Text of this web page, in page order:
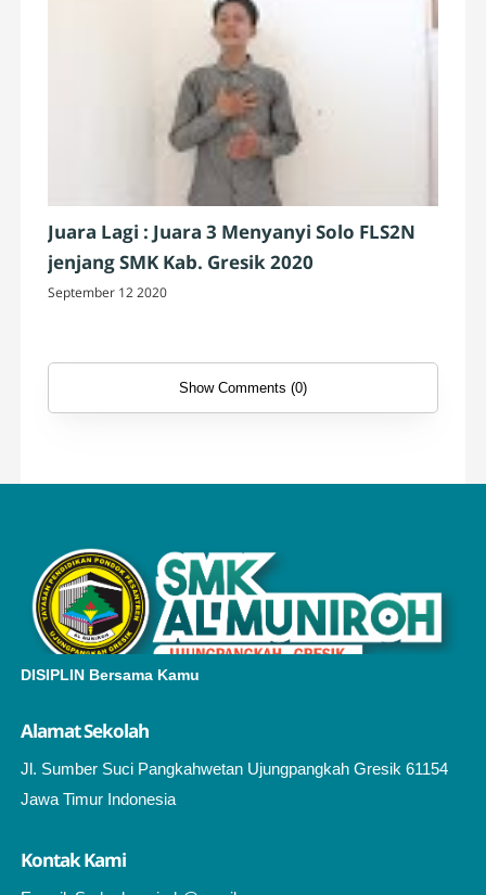
Juara Lagi : Juara 3 Menyanyi Solo FLS2N
jenjang SMK Kab. Gresik 2020
September 12 2020
Show Comments (0)
DISIPLIN Bersama Kamu
Alamat Sekolah
Jl. Sumber Suci Pangkahwetan Ujungpangkah Gresik 61154
Jawa Timur Indonesia
Kontak Kami